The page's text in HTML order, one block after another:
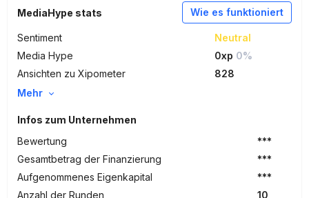
Wie es funktioniert
MediaHype stats
Sentiment
Neutral
Media Hype
0xp 0%
Ansichten zu Xipometer
828
Mehr
Infos zum Unternehmen
Bewertung
***
Gesamtbetrag der Finanzierung
***
Aufgenommenes Eigenkapital
***
Anzahl der Runden
10